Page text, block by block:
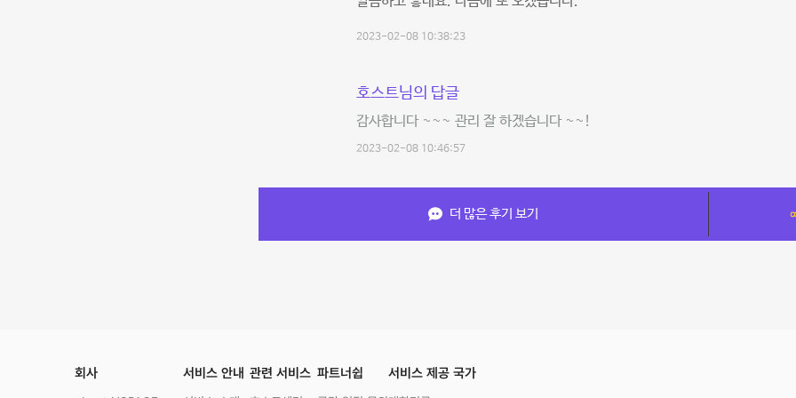
2023-02-08 10:38:23
호스트님의 답글
감사합니다 ~~~ 관리 잘 하겠습니다 ~~!
2023-02-08 10:46:57
더 많은 후기 보기
회사 서비스 안내 관련 서비스 파트너쉽 서비스 제공 국가